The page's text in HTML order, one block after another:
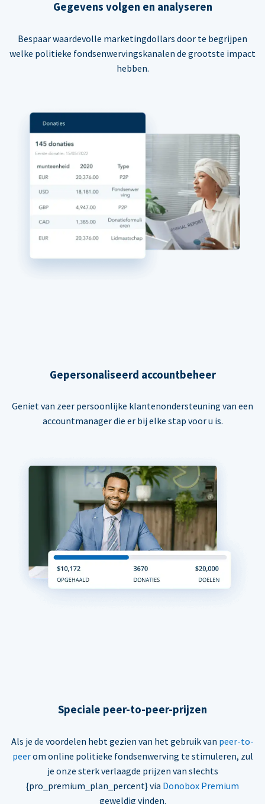
Gegevens volgen en analyseren
Bespaar waardevolle marketingdollars door te begrijpen
welke politieke fondsenwervingskanalen de grootste impact
hebben.
Gepersonaliseerd accountbeheer
Geniet van zeer persoonlijke klantenondersteuning van een
accountmanager die er bij elke stap voor u is.
Speciale peer-to-peer-prijzen
Als je de voordelen hebt gezien van het gebruik van peer-to-
peerom online politieke fondsenwerving te stimuleren, zul
je onze sterk verlaagde prijzen van slechts
{pro_premium_plan_percent} via Donobox Premium
geweldig vinden.